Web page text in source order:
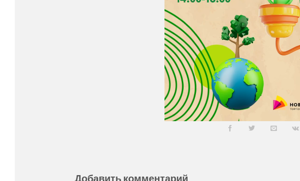
Добавить комментарий